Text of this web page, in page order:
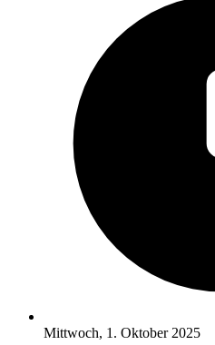
Mittwoch, 1. Oktober 2025